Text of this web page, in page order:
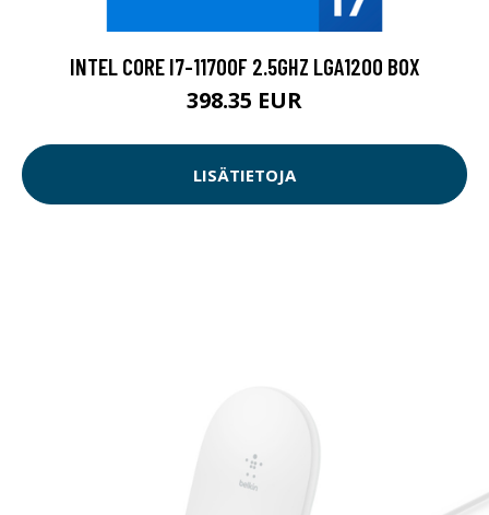
INTEL CORE I7-11700F 2.5GHZ LGA1200 BOX
398.35 EUR
LISÄTIETOJA